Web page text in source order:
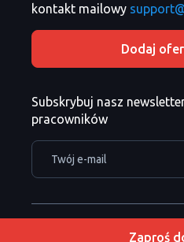
Zaproś
kontakt mailowy
Dodaj
Subskrybuj nasz
pracowników
Razem Sp. z o. o. Copyright